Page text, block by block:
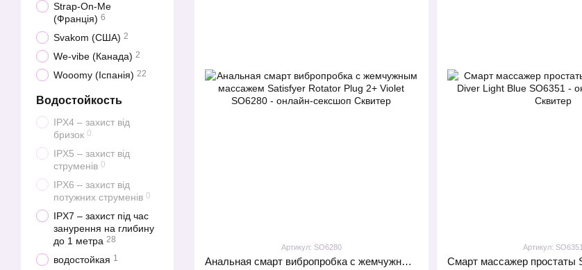
Артикул: SO6280
Анальная смарт вибропробка с жемчужным массажем Satisfyer Rotator Plug 2+ Violet
Артикул: SO6351
Strap-On-Me
(Франція) 6
Svakom (США) 2
We-vibe (Канада) 2
Wooomy (Іспанія) 22
Водостойкость
IPX4 – захист від
бризок 0
IPX5 – захист від
струменів 0
IPX6 – захист від
потужних струменів 0
IPX7 – захист під час
занурення на глибину
до 1 метра 28
водостойкая 1